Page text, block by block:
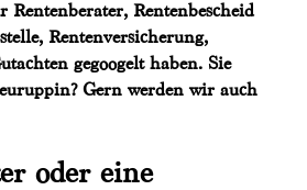
Rentenbescheid
Rentenversicherung,
gegoogelt haben. Sie
Gern werden wir auch
oder eine